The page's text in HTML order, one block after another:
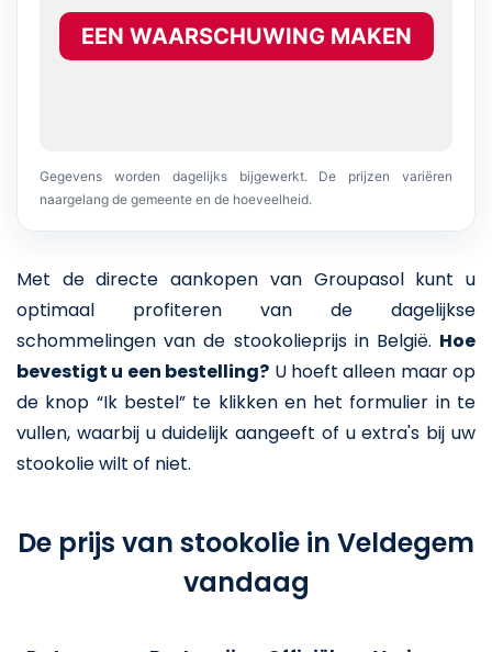
EEN WAARSCHUWING MAKEN
Gegevens worden dagelijks bijgewerkt. De prijzen variëren
naargelang de gemeente en de hoeveelheid.
Met de directe aankopen van Groupasol kunt u
optimaal profiteren van de dagelijkse
schommelingen van de stookolieprijs in België. Hoe
bevestigt u een bestelling? U hoeft alleen maar op
de knop “Ik bestel” te klikken en het formulier in te
vullen, waarbij u duidelijk aangeeft of u extra's bij uw
stookolie wilt of niet.
De prijs van stookolie in Veldegem
vandaag